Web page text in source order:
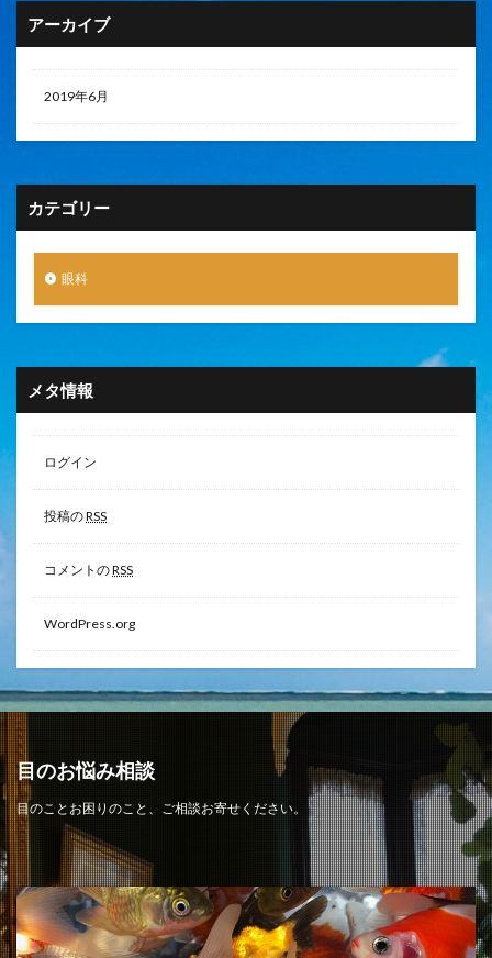
アーカイブ
2019年6月
カテゴリー
眼科
メタ情報
ログイン
投稿のRSS
コメントのRSS
WordPress.org
目のお悩み相談
目のことお困りのこと、ご相談お寄せください。